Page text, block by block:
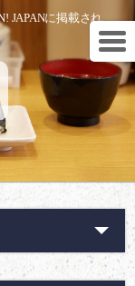
JAPANに掲載され